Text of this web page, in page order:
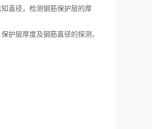
直径，检测钢筋保护层的厚
护层厚度及钢筋直径的探测，